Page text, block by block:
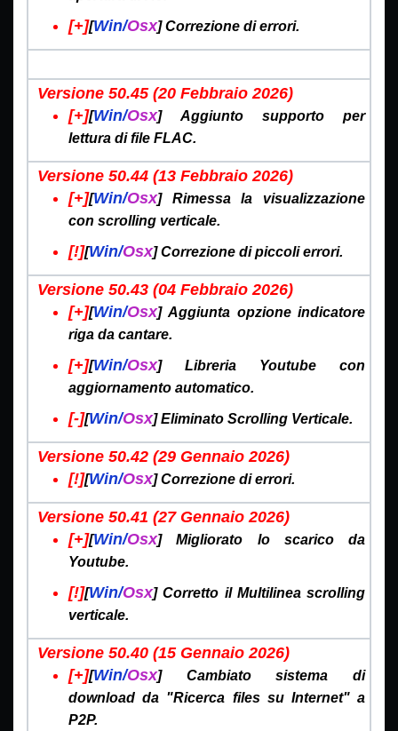
[+][Win/Osx] Correzione di errori.
Versione 50.45 (20 Febbraio 2026)
[+][Win/Osx] Aggiunto supporto per
lettura di file FLAC.
Versione 50.44 (13 Febbraio 2026)
[+][Win/Osx] Rimessa la visualizzazione
con scrolling verticale.
[!][Win/Osx] Correzione di piccoli errori.
Versione 50.43 (04 Febbraio 2026)
[+][Win/Osx] Aggiunta opzione indicatore
riga da cantare.
[+][Win/Osx] Libreria Youtube con
aggiornamento automatico.
[-][Win/Osx] Eliminato Scrolling Verticale.
Versione 50.42 (29 Gennaio 2026)
[!][Win/Osx] Correzione di errori.
Versione 50.41 (27 Gennaio 2026)
[+][Win/Osx] Migliorato lo scarico da
Youtube.
[!][Win/Osx] Corretto il Multilinea scrolling
verticale.
Versione 50.40 (15 Gennaio 2026)
[+][Win/Osx] Cambiato sistema di
download da "Ricerca files su Internet" a
P2P.